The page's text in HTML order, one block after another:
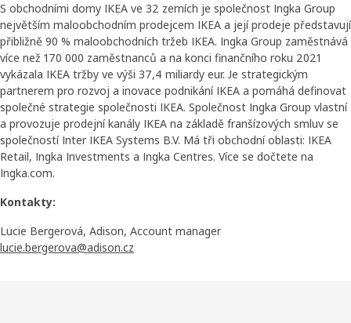
S obchodními domy IKEA ve 32 zemích je společnost Ingka Group
největším maloobchodním prodejcem IKEA a její prodeje představují
přibližně 90 % maloobchodních tržeb IKEA. Ingka Group zaměstnává
více než 170 000 zaměstnanců a na konci finančního roku 2021
vykázala IKEA tržby ve výši 37,4 miliardy eur. Je strategickým
partnerem pro rozvoj a inovace podnikání IKEA a pomáhá definovat
společné strategie společnosti IKEA. Společnost Ingka Group vlastní
a provozuje prodejní kanály IKEA na základě franšízových smluv se
společností Inter IKEA Systems B.V. Má tři obchodní oblasti: IKEA
Retail, Ingka Investments a Ingka Centres. Více se dočtete na
Ingka.com.
Kontakty:
Lucie Bergerová, Adison, Account manager
lucie.bergerova@adison.cz